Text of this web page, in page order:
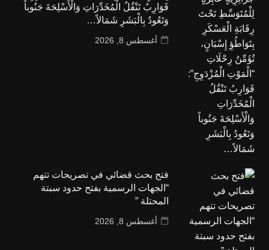
قَوَارِبُ تَنْقُلُ الْمُخَدِّرَاتِ وَالْأَسْلِحَةَ جَنُوباً
وَتَعُودُ بِالْبَشَرِ شَمَالاً…
أغسطس 8, 2026
فتح بحث قضائي في تصريحات تتهم
“الجهات الرسمية بفتح حدود سبتة
المحتلة ”
أغسطس 8, 2026